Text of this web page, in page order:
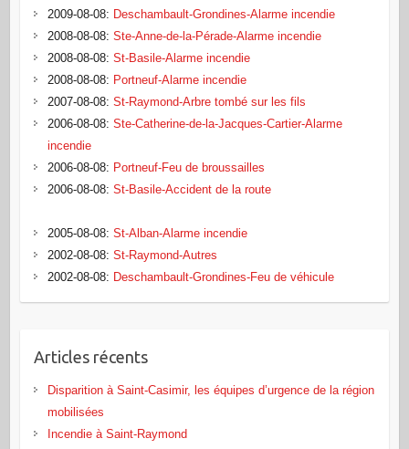
2009-08-08: Deschambault-Grondines-Alarme incendie
2008-08-08: Ste-Anne-de-la-Pérade-Alarme incendie
2008-08-08: St-Basile-Alarme incendie
2008-08-08: Portneuf-Alarme incendie
2007-08-08: St-Raymond-Arbre tombé sur les fils
2006-08-08: Ste-Catherine-de-la-Jacques-Cartier-Alarme
incendie
2006-08-08: Portneuf-Feu de broussailles
2006-08-08: St-Basile-Accident de la route
2005-08-08: St-Alban-Alarme incendie
2002-08-08: St-Raymond-Autres
2002-08-08: Deschambault-Grondines-Feu de véhicule
Articles récents
Disparition à Saint-Casimir, les équipes d’urgence de la région
mobilisées
Incendie à Saint-Raymond